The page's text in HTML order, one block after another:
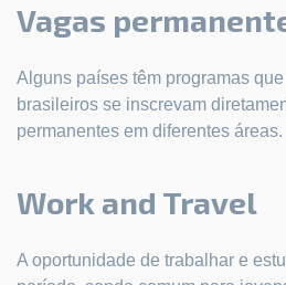
Vagas
Alguns países têm programas
brasileiros se inscrevam
permanentes em diferentes áreas.
Work and Travel
A oportunidade de trabalhar e